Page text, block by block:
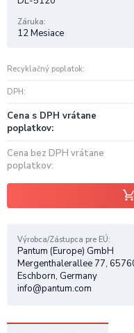
Recyklačný poplatok
DPH
Cena s DPH vrátane
poplatkov
Cena bez DPH vrátane
poplatkov
Záruka
12 Mesiace
Výrobca/Zástupca pre EÚ
Pantum (Europe) GmbH
Mergenthalerallee 77,
Eschborn, Germany
info@pantum.com